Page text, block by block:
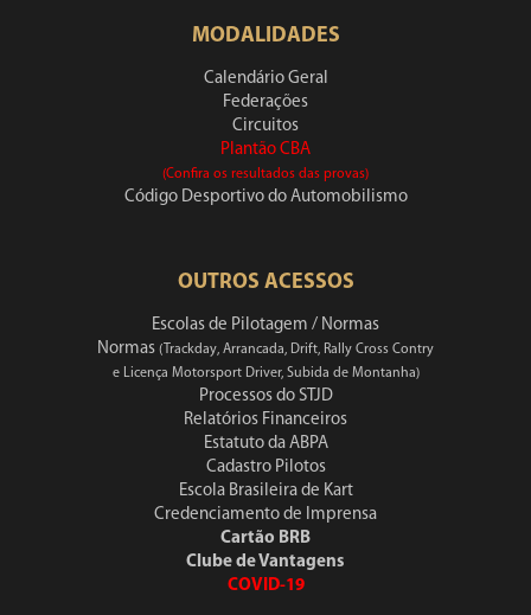
MODALIDADES
Calendário Geral
Federações
Circuitos
Plantão CBA
(Confira os resultados das provas)
Código Desportivo do Automobilismo
OUTROS ACESSOS
Escolas de Pilotagem / Normas
Normas (Trackday, Arrancada, Drift, Rally Cross Contry
e Licença Motorsport Driver, Subida de Montanha)
Processos do STJD
Relatórios Financeiros
Estatuto da ABPA
Cadastro Pilotos
Escola Brasileira de Kart
Credenciamento de Imprensa
Cartão BRB
Clube de Vantagens
COVID-19